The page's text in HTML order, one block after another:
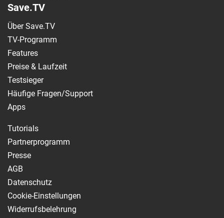
Save.TV
Über Save.TV
TV-Programm
Features
Preise & Laufzeit
Testsieger
Häufige Fragen/Support
Apps
Tutorials
Partnerprogramm
Presse
AGB
Datenschutz
Cookie-Einstellungen
Widerrufsbelehrung